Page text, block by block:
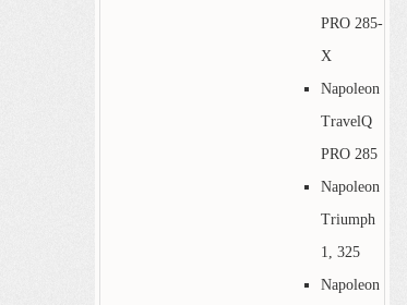
PRO 285-
X
Napoleon
TravelQ
PRO 285
Napoleon
Triumph
1, 325
Napoleon